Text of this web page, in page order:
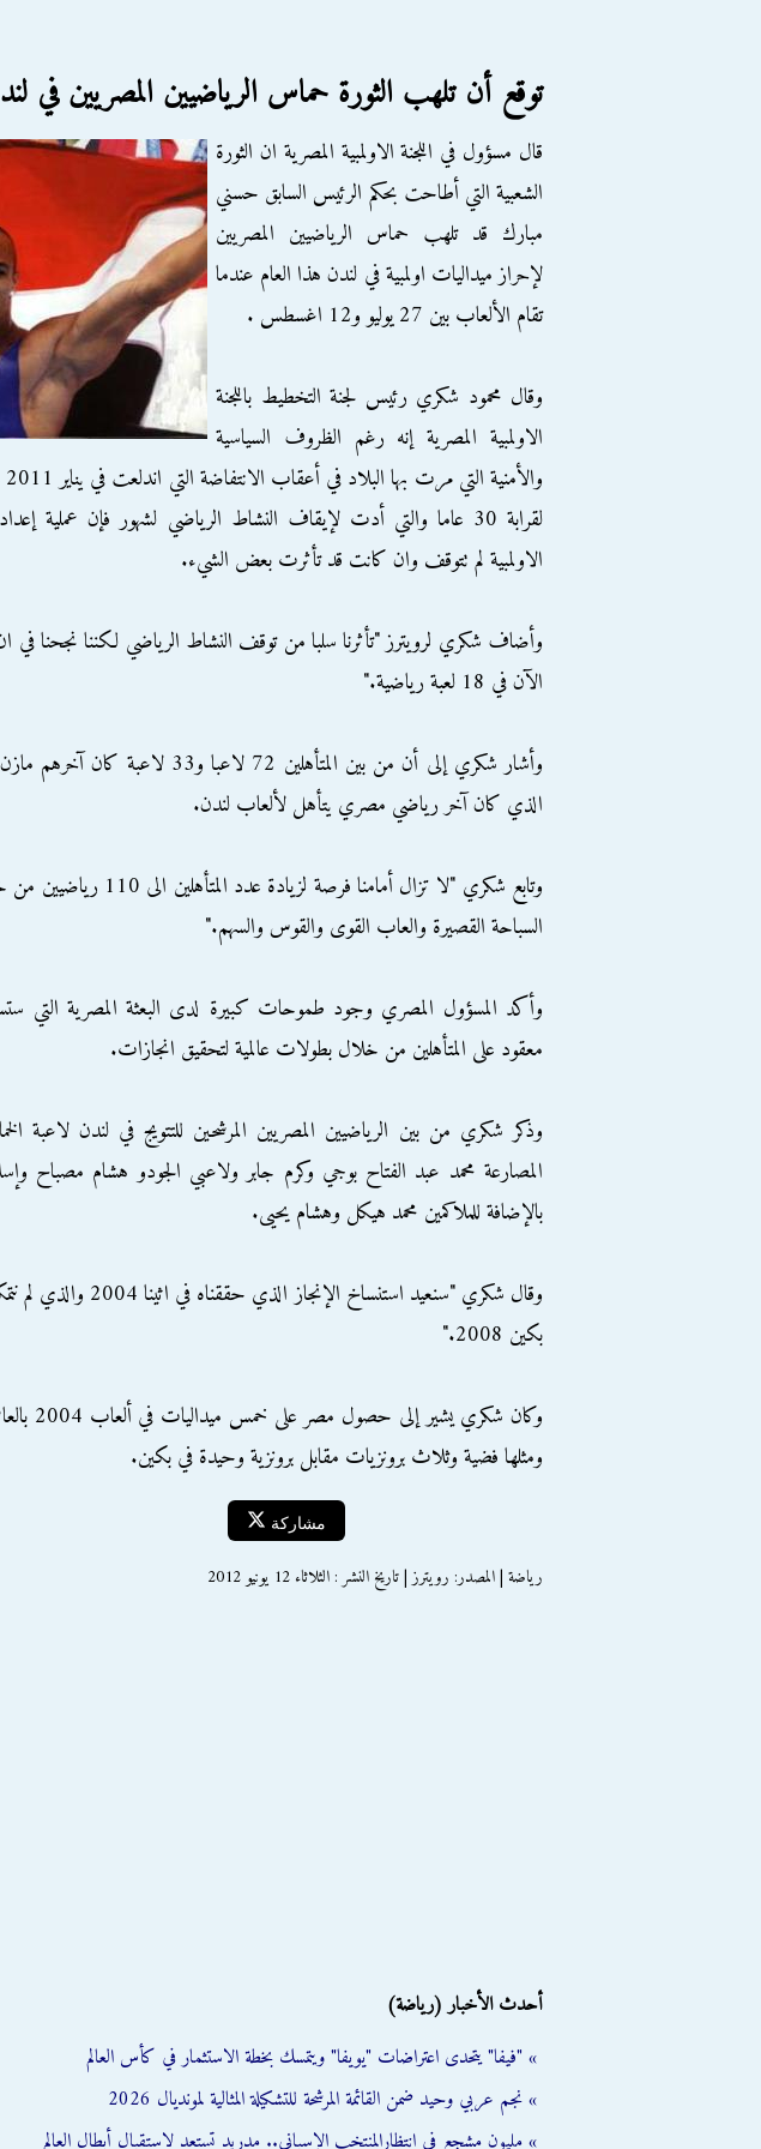
توقع أن تلهب الثورة حماس الرياضيين المصريين في
قال مسؤول في اللجنة الاولمبية المصرية ان الثورة
الشعبية التي أطاحت بحكم الرئيس السابق حسني
مبارك قد تلهب حماس الرياضيين المصريين
لإحراز ميداليات اولمبية في لندن هذا العام عندما
تقام الألعاب بين 27 يوليو و12 اغسطس .
وقال محمود شكري رئيس لجنة التخطيط باللجنة
الاولمبية المصرية إنه رغم الظروف السياسية
لقرابة 30 عاما والتي أدت لإيقاف النشاط الرياضي لشهور فإن عملية
الاولمبية لم تتوقف وان كانت قد تأثرت بعض الشيء.
الآن في 18 لعبة رياضية."
وأشار شكري إلى أن من بين المتأهلين 72
الذي كان آخر رياضي مصري يتأهل لألعاب لندن.
وتابع شكري "لا تزال أمامنا
السباحة القصيرة والعاب القوى والقوس والسهم."
وأكد المسؤول المصري وجود طموحات كبيرة لدى البعثة المصرية التي
معقود على المتأهلين من خلال بطولات عالمية لتحقيق انجازات.
وذكر شكري من بين الرياضيين المصريين المرشحين للتتويج في لندن لاعبة
المصارعة محمد عبد الفتاح بوجي وكرم جابر ولاعبي الجودو هشام مصباح
بالإضافة للملاكمين محمد هيكل وهشام يحيى.
وقال شكري "سنعيد استنساخ
بكين 2008."
وكان
ومثلها فضية وثلاث برونزيات مقابل برونزية وحيدة في بكين.
مشاركة
رياضة | المصدر: رويترز | تاريخ النشر : الثلاثاء 12 يونيو 2012
أحدث الأخبار (رياضة)
» "فيفا" يتحدى اعتراضات "يويفا" ويتمسك بخطة الاستثمار في كأس العالم
» نجم عربي وحيد ضمن القائمة المرشحة للتشكيلة المثالية لمونديال 2026
» مليون مشجع في انتظارالمنتخب الإسباني.. مدريد تستعد لاستقبال أبطال العالم